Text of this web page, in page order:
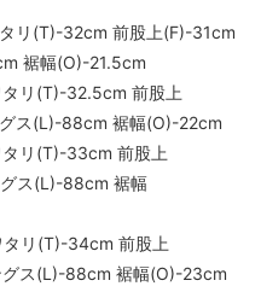
リ(T)-32cm 前股上(F)-31cm
裾幅(O)-21.5cm
リ(T)-32.5cm 前股上
ス(L)-88cm 裾幅(O)-22cm
リ(T)-33cm 前股上
ス(L)-88cm 裾幅
リ(T)-34cm 前股上
ス(L)-88cm 裾幅(O)-23cm